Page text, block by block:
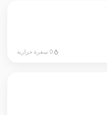
0 سعرة حرارية